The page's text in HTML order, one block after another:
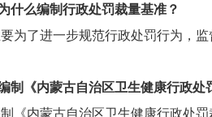
什么编制行政处罚裁量基准？
为了进一步规范行政处罚行为，
制《内蒙古自治区卫生健康行政处
《内蒙古自治区卫生健康行政处罚